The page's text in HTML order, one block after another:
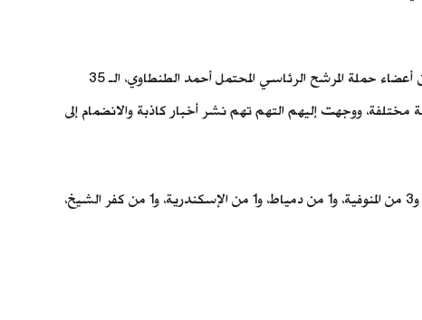
كما كشف "بهجت" عن أن "خليفة" أدرج بين أعضاء حملة المرشح الرئاسي المحتمل أحمد الطنطاوي، الـ 35
القبض عليهم في 13 محافظة مختلفة، ووجهت إليهم التهم تهم نشر أخبار كاذبة والانضمام إلى
وهي القائمة التي ضمت: 5 متطوعين من الغربية، و5 من المنيا، و4 من القاهرة، و3 من الجيزة، و3 من قنا، و3 من سوهاج، و3 من الدقهلية، و3 من المنوفية، و1 من دمياط، و1 من الإسكندرية، و1 من كفر الشيخ،